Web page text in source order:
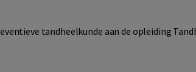
tandheelkunde aan de opleiding